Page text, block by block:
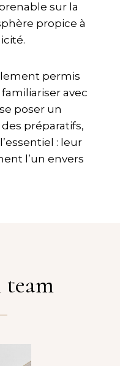
sur la
propice à
permis
avec
poser un
préparatifs,
: leur
l’un envers
team